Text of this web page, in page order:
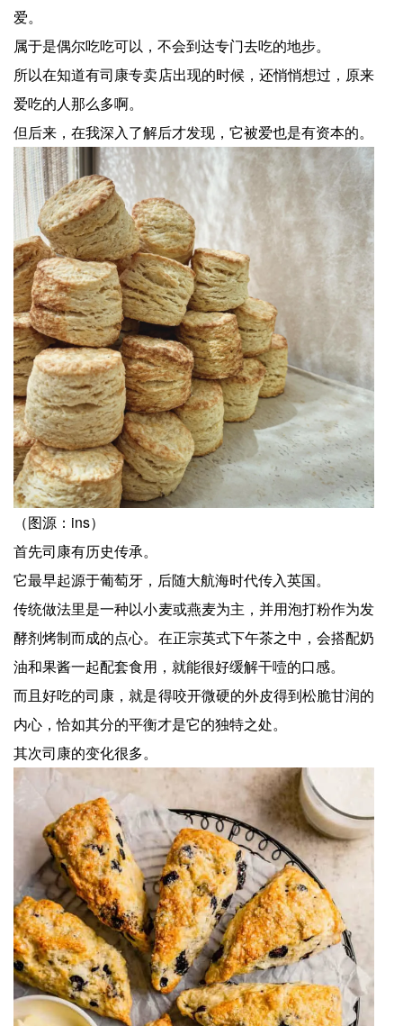
爱。
属于是偶尔吃吃可以，不会到达专门去吃的地步。
所以在知道有司康专卖店出现的时候，还悄悄想过，原来
爱吃的人那么多啊。
但后来，在我深入了解后才发现，它被爱也是有资本的。
（图源：ins）
首先司康有历史传承。
它最早起源于葡萄牙，后随大航海时代传入英国。
传统做法里是一种以小麦或燕麦为主，并用泡打粉作为发
酵剂烤制而成的点心。在正宗英式下午茶之中，会搭配奶
油和果酱一起配套食用，就能很好缓解干噎的口感。
而且好吃的司康，就是得咬开微硬的外皮得到松脆甘润的
内心，恰如其分的平衡才是它的独特之处。
其次司康的变化很多。